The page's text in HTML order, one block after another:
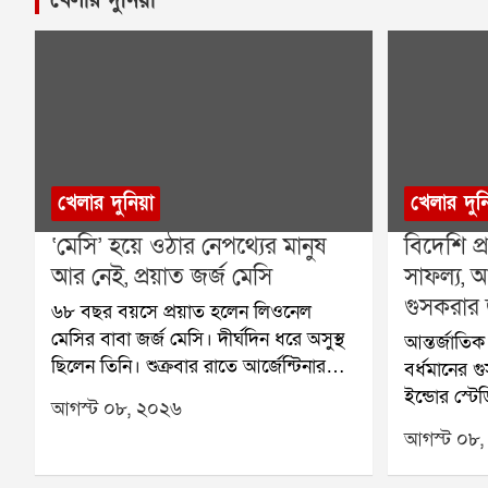
খেলার দুনিয়া
‘মেসি’ হয়ে ওঠার নেপথ্যের মানুষ
আর নেই, প্রয়াত জর্জ মেসি
৬৮ বছর বয়সে প্রয়াত হলেন লিওনেল
মেসির বাবা জর্জ মেসি। দীর্ঘদিন ধরে অসুস্থ
ছিলেন তিনি। শুক্রবার রাতে আর্জেন্টিনার
রোজারিও শহরের একটি চিকিৎসাকেন্দ্রে
তাঁর মৃত্যু হয়েছে বলে মেসির পরিবারের
শোকের ছায়া নেমে এসেছে ফুটবল
আগস্ট ০৮, ২০২৬
খেলার
বিদেশি
সাফল্য,
আন্তর্জাতিক
বর্ধমানের
ইন্ডোর
সাফল্য
প্রশিক্ষণ
আগস্ট